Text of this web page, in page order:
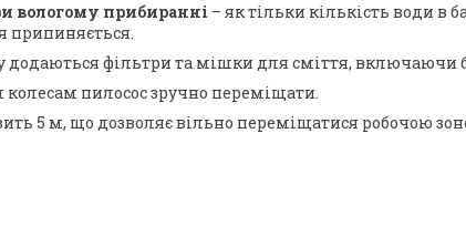
вологому прибиранні – як тільки кількість води в
припиняється.
додаються фільтри та мішки для сміття, включаючи
колесам пилосос зручно переміщати.
5 м, що дозволяє вільно переміщатися робочою